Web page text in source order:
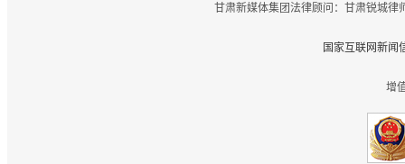
甘肃新媒体集团法律顾问：甘肃锐城
国家互联网新
增